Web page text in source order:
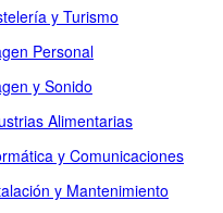
y Turismo
Personal
y Sonido
Alimentarias
y Comunicaciones
y Mantenimiento